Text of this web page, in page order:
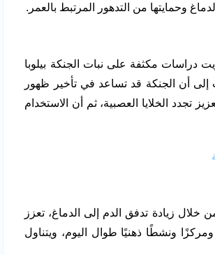
وحمايتها من التدهور المرتبط بالعمر.
دراسات مكثفة على نبات الجنكة بيلوبا
أن الجنكة قد تساعد في تأخير ظهور
تجدد الخلايا العصبية، ثم أن الاستخدام
خلال زيادة تدفق الدم إلى الدماغ، تعزز
ونشطًا ذهنيًا طوال اليوم، ويتناول